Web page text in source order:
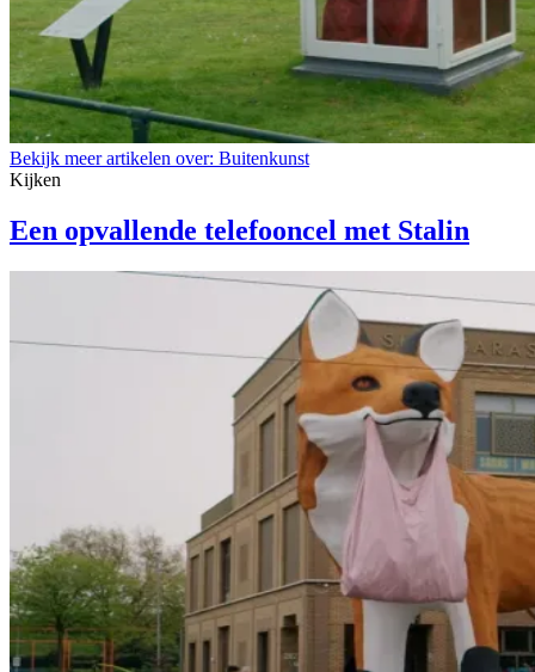
Bekijk meer artikelen over: Buitenkunst
Kijken
Een opvallende telefooncel met Stalin